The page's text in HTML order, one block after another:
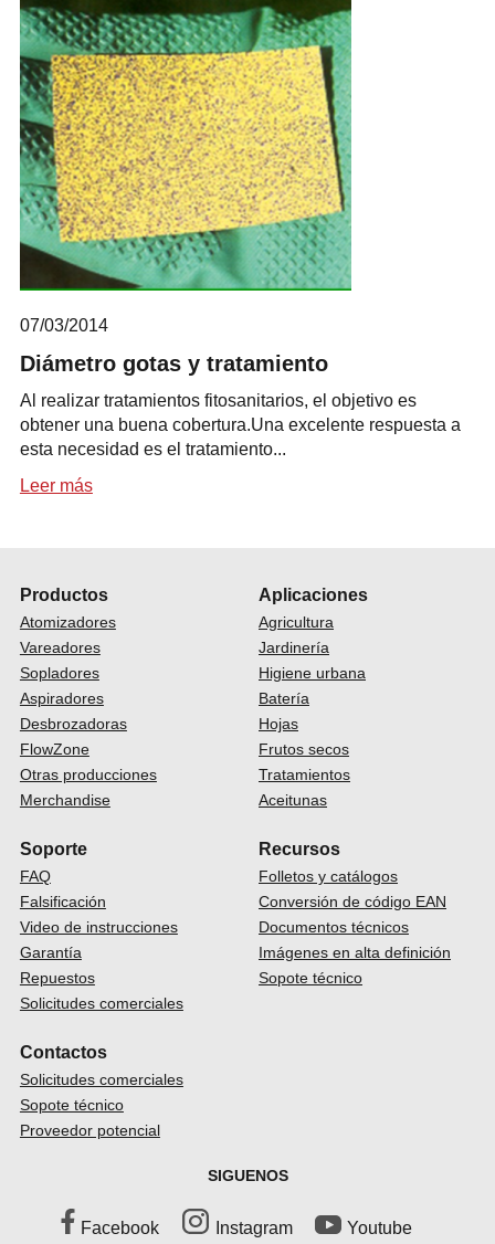
07/03/2014
Diámetro gotas y tratamiento
Al realizar tratamientos fitosanitarios, el objetivo es
obtener una buena cobertura.Una excelente respuesta a
esta necesidad es el tratamiento...
Leer más
Productos
Atomizadores
Vareadores
Sopladores
Aspiradores
Desbrozadoras
FlowZone
Otras producciones
Merchandise
Aplicaciones
Agricultura
Jardinería
Higiene urbana
Batería
Hojas
Frutos secos
Tratamientos
Aceitunas
Soporte
FAQ
Falsificación
Video de instrucciones
Garantía
Repuestos
Solicitudes comerciales
Recursos
Folletos y catálogos
Conversión de código EAN
Documentos técnicos
Imágenes en alta definición
Sopote técnico
Contactos
Solicitudes comerciales
Sopote técnico
Proveedor potencial
SIGUENOS
Facebook Instagram Youtube